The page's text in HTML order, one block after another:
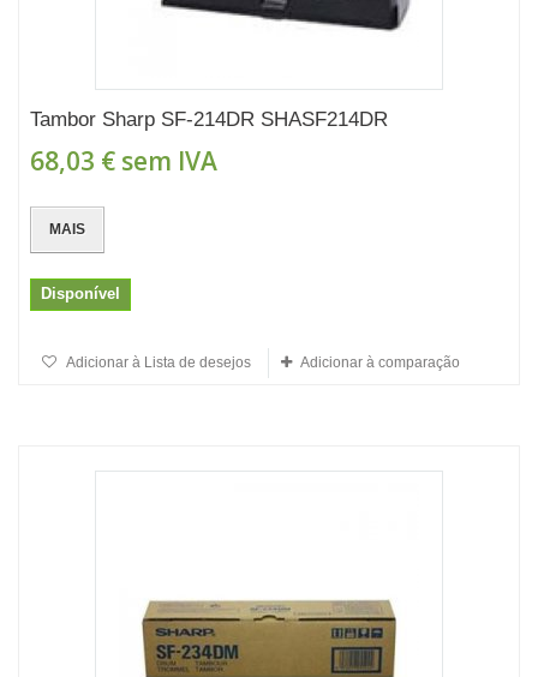
Tambor Sharp SF-214DR SHASF214DR
68,03 € sem IVA
MAIS
Disponível
Adicionar à Lista de desejos Adicionar à comparação